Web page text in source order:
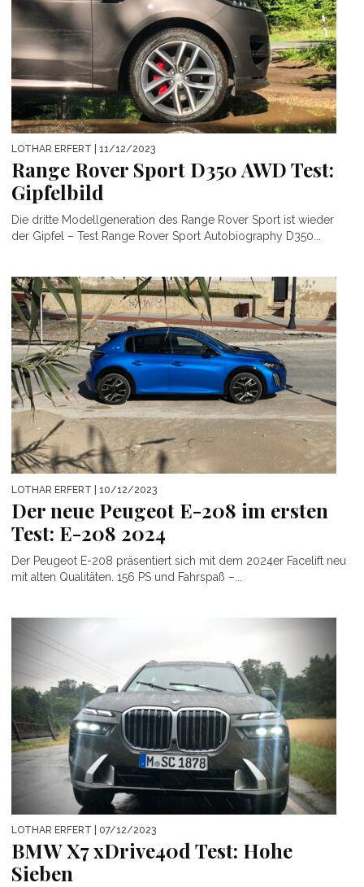
LOTHAR ERFERT | 11/12/2023
Range Rover Sport D350 AWD Test:
Gipfelbild
Die dritte Modellgeneration des Range Rover Sport ist wieder
der Gipfel – Test Range Rover Sport Autobiography D350...
LOTHAR ERFERT | 10/12/2023
Der neue Peugeot E-208 im ersten
Test: E-208 2024
Der Peugeot E-208 präsentiert sich mit dem 2024er Facelift neu
mit alten Qualitäten. 156 PS und Fahrspaß –...
LOTHAR ERFERT | 07/12/2023
BMW X7 xDrive40d Test: Hohe
Sieben